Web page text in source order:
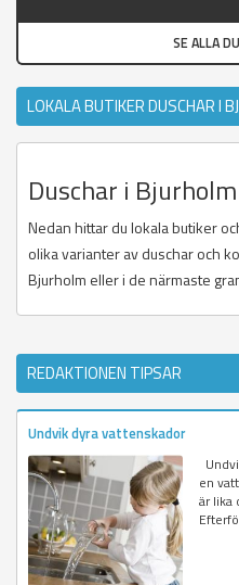
SE ALLA
LOKALA BUTIKER DUSCHAR I
Duschar i
Nedan hittar du lokala butiker
olika varianter av duschar och
Bjurholm eller i de närmaste
REDAKTIONEN TIPSAR
Undvik dyra vattenskador
en
är lika